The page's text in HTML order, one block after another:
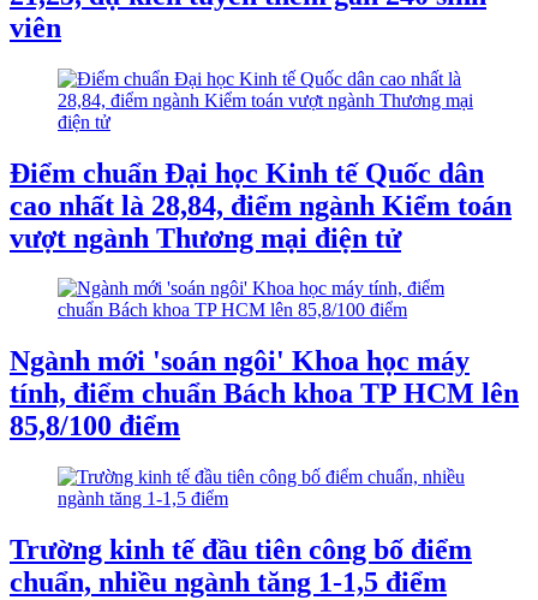
viên
Điểm chuẩn Đại học Kinh tế Quốc dân
cao nhất là 28,84, điểm ngành Kiểm toán
vượt ngành Thương mại điện tử
Ngành mới 'soán ngôi' Khoa học máy
tính, điểm chuẩn Bách khoa TP HCM lên
85,8/100 điểm
Trường kinh tế đầu tiên công bố điểm
chuẩn, nhiều ngành tăng 1-1,5 điểm